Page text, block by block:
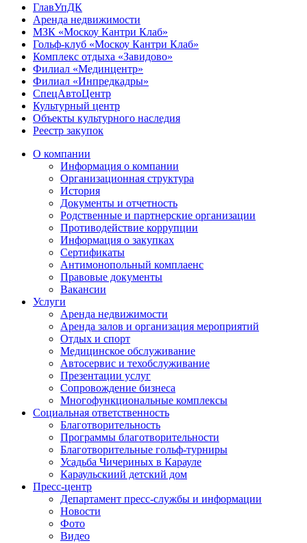
ГлавУпДК
Аренда недвижимости
МЗК «Москоу Кантри Клаб»
Гольф-клуб «Москоу Кантри Клаб»
Комплекс отдыха «Завидово»
Филиал «Мединцентр»
Филиал «Инпредкадры»
СпецАвтоЦентр
Культурный центр
Объекты культурного наследия
Реестр закупок
О компании
Информация о компании
Организационная структура
История
Документы и отчетность
Родственные и партнерские организации
Противодействие коррупции
Информация о закупках
Сертификаты
Антимонопольный комплаенс
Правовые документы
Вакансии
Услуги
Аренда недвижимости
Аренда залов и организация мероприятий
Отдых и спорт
Медицинское обслуживание
Автосервис и техобслуживание
Презентации услуг
Сопровождение бизнеса
Многофункциональные комплексы
Социальная ответственность
Благотворительность
Программы благотворительности
Благотворительные гольф-турниры
Усадьба Чичериных в Карауле
Караульскиий детский дом
Пресс-центр
Департамент пресс-службы и информации
Новости
Фото
Видео